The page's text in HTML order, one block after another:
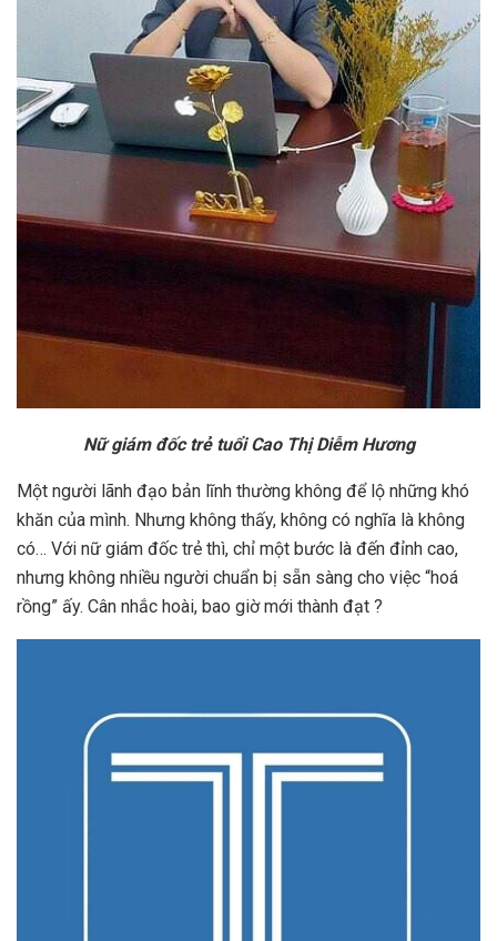
Nữ giám đốc trẻ tuổi Cao Thị Diễm Hương
Một người lãnh đạo bản lĩnh thường không để lộ những khó
khăn của mình. Nhưng không thấy, không có nghĩa là không
có… Với nữ giám đốc trẻ thì, chỉ một bước là đến đỉnh cao,
nhưng không nhiều người chuẩn bị sẵn sàng cho việc “hoá
rồng” ấy. Cân nhắc hoài, bao giờ mới thành đạt ?